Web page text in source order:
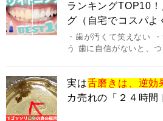
ランキングTOP10
グ（自宅でコスパよ
・歯が汚くて笑えない
う 歯に自信がないと、
実は舌磨きは、逆効
カ売れの「２４時間